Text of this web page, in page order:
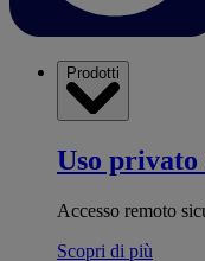
Prodotti
Uso privato
Accesso remoto
Scopri di più